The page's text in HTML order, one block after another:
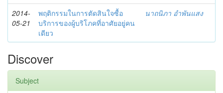
2014-
05-21
พฤติกรรมในการตัดสินใจซื้อ
บริการของผู้บริโภคที่อาศัยอยู่คน
เดียว
นาถนิภา อำพันแสง
Discover
Subject